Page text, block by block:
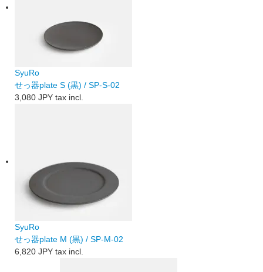
SyuRo
せっ器plate S (黒) / SP-S-02
3,080 JPY tax incl.
SyuRo
せっ器plate M (黒) / SP-M-02
6,820 JPY tax incl.